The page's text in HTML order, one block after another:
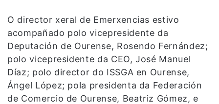
O director xeral de Emerxencias estivo
acompañado polo vicepresidente da
Deputación de Ourense, Rosendo Fernández;
polo vicepresidente da CEO, José Manuel
Díaz; polo director do ISSGA en Ourense,
Ángel López; pola presidenta da Federación
de Comercio de Ourense, Beatriz Gómez, e